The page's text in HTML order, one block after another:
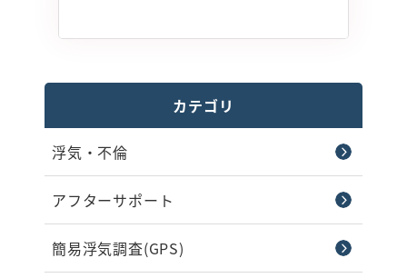
カテゴリ
浮気・不倫
アフターサポート
簡易浮気調査(GPS)